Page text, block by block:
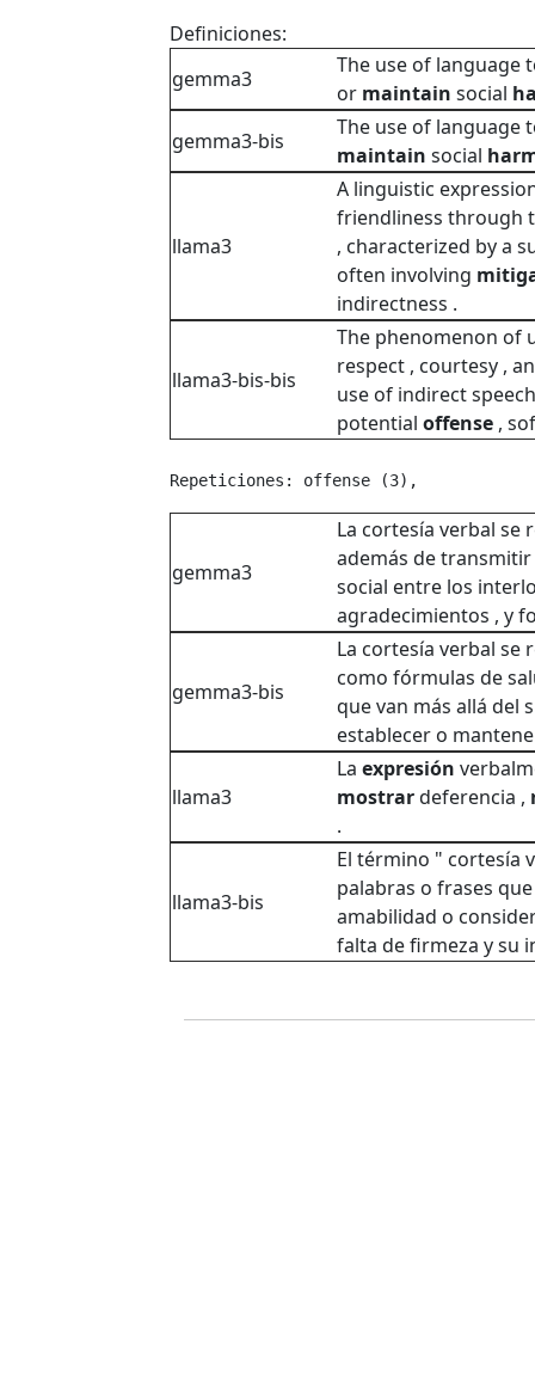
Definiciones:
gemma3
The use of language
or maintain social
gemma3-bis
The use of language
maintain social
llama3
A linguistic
friendliness through
, characterized by a
often involving
indirectness .
llama3-bis-bis
The phenomenon of
respect , courtesy ,
use of indirect
potential offense ,
Repeticiones: offense (3),
gemma3
La cortesía verbal
además de
social entre los
agradecimientos , y
gemma3-bis
La cortesía verbal se
como fórmulas de
que van más allá del
establecer o
llama3
La expresión
mostrardeferencia ,
.
llama3-bis
El término " cortesía
palabras o frases
amabilidad o
falta de firmeza y su